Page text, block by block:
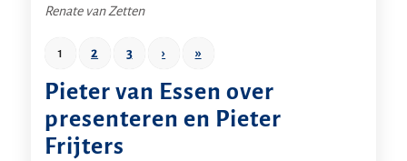
Renate van Zetten
1 2 3 › »
Pieter van Essen over
presenteren en Pieter
Frijters